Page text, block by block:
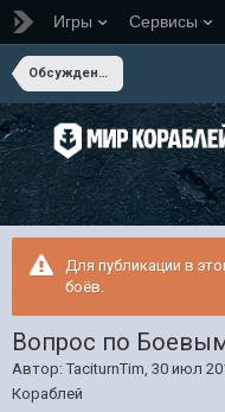
Игры Сервисы
Обсуждение Мира Кораблей
Для публикации в
боёв.
Вопрос по
Автор: TaciturnTim, 30 июл
Кораблей